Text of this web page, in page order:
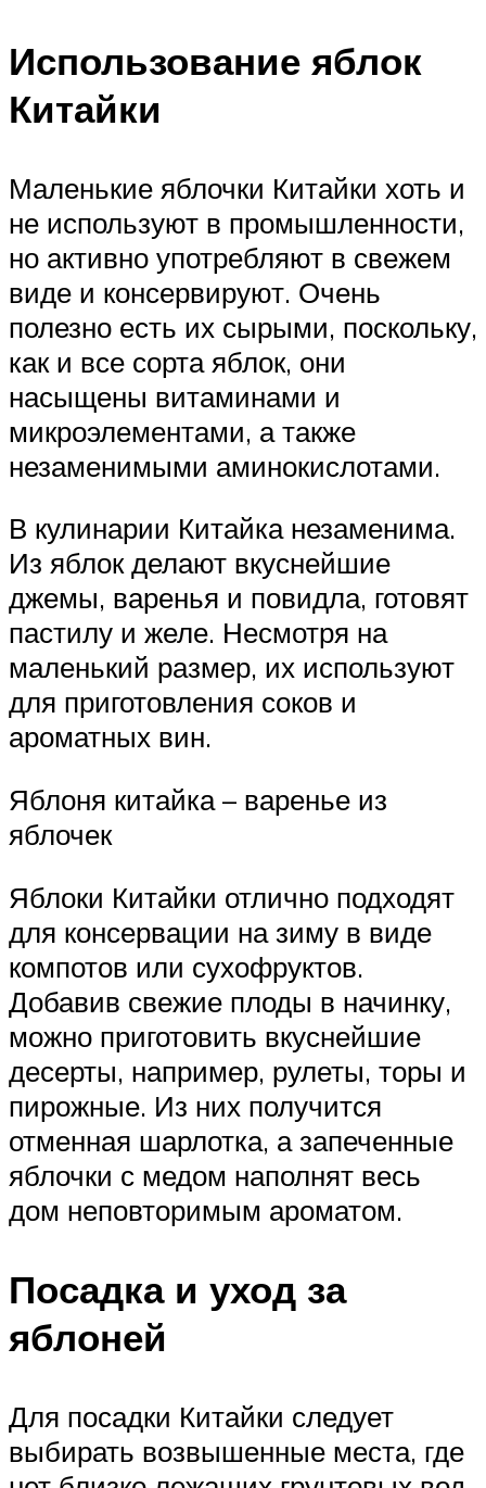
Использование яблок
Китайки
Маленькие яблочки Китайки хоть и
не используют в промышленности,
но активно употребляют в свежем
виде и консервируют. Очень
полезно есть их сырыми, поскольку,
как и все сорта яблок, они
насыщены витаминами и
микроэлементами, а также
незаменимыми аминокислотами.
В кулинарии Китайка незаменима.
Из яблок делают вкуснейшие
джемы, варенья и повидла, готовят
пастилу и желе. Несмотря на
маленький размер, их используют
для приготовления соков и
ароматных вин.
Яблоня китайка – варенье из
яблочек
Яблоки Китайки отлично подходят
для консервации на зиму в виде
компотов или сухофруктов.
Добавив свежие плоды в начинку,
можно приготовить вкуснейшие
десерты, например, рулеты, торы и
пирожные. Из них получится
отменная шарлотка, а запеченные
яблочки с медом наполнят весь
дом неповторимым ароматом.
Посадка и уход за
яблоней
Для посадки Китайки следует
выбирать возвышенные места, где